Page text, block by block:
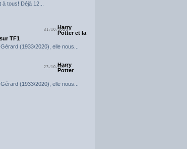
tous! Déjà 12...
31/10/2023
Harry
Potter et la
TF1
(1933/2020), elle nous...
23/10/2023
Harry
Potter
(1933/2020), elle nous...